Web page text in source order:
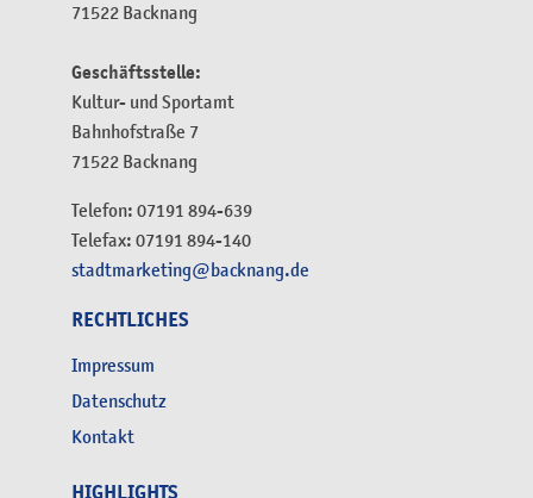
71522 Backnang
Geschäftsstelle:
Kultur- und Sportamt
Bahnhofstraße 7
71522 Backnang
Telefon: 07191 894-639
Telefax: 07191 894-140
stadtmarketing@backnang.de
RECHTLICHES
Impressum
Datenschutz
Kontakt
HIGHLIGHTS